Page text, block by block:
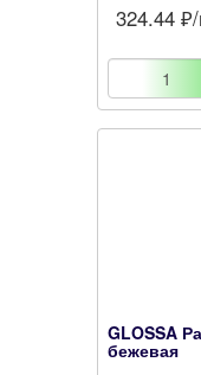
324.44
GLOSSA
бежевая